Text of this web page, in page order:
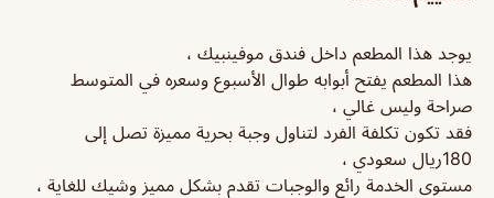
يوجد هذا المطعم داخل فندق موفينبيك ،
هذا المطعم يفتح أبوابه طوال الأسبوع وسعره في المتوسط
صراحة وليس غالي ،
فقد تكون تكلفة الفرد لتناول وجبة بحرية مميزة تصل إلى
180ريال سعودي ،
مستوى الخدمة رائع والوجبات تقدم بشكل مميز وشيك للغاية ،